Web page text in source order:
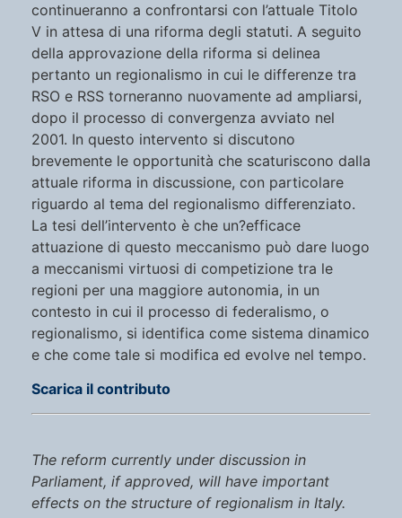
continueranno a confrontarsi con l’attuale Titolo
V in attesa di una riforma degli statuti. A seguito
della approvazione della riforma si delinea
pertanto un regionalismo in cui le differenze tra
RSO e RSS torneranno nuovamente ad ampliarsi,
dopo il processo di convergenza avviato nel
2001. In questo intervento si discutono
brevemente le opportunità che scaturiscono dalla
attuale riforma in discussione, con particolare
riguardo al tema del regionalismo differenziato.
La tesi dell’intervento è che un?efficace
attuazione di questo meccanismo può dare luogo
a meccanismi virtuosi di competizione tra le
regioni per una maggiore autonomia, in un
contesto in cui il processo di federalismo, o
regionalismo, si identifica come sistema dinamico
e che come tale si modifica ed evolve nel tempo.
Scarica il contributo
The reform currently under discussion in
Parliament, if approved, will have important
effects on the structure of regionalism in Italy.